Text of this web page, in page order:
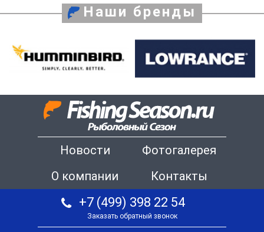
Наши бренды
Новости
Фотогалерея
О компании
Контакты
+7 (499) 398 22 54
Заказать обратный звонок